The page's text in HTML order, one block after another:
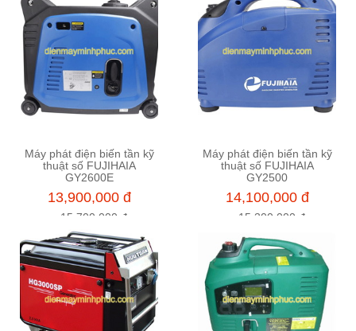
Thêm vào giỏ hàng
Máy phát điện biến tần kỹ
thuật số FUJIHAIA
GY2600E
13,900,000 đ
15,700,000 đ
Thêm vào giỏ hàng
Máy phát điện biến tần kỹ
thuật số FUJIHAIA
GY2500
14,100,000 đ
15,300,000 đ